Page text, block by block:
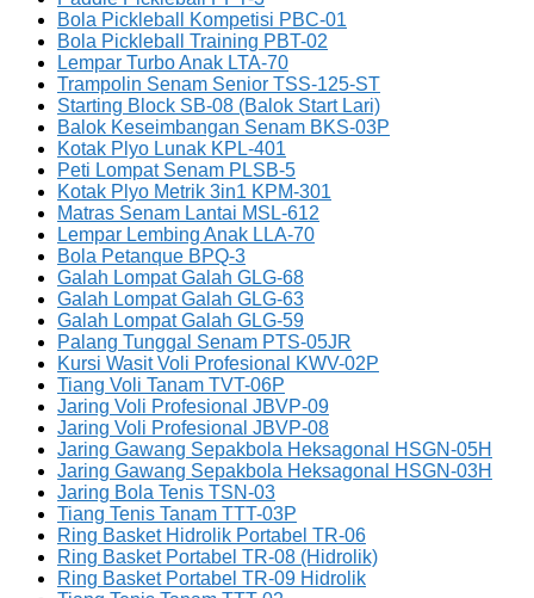
Bola Pickleball Kompetisi PBC-01
Bola Pickleball Training PBT-02
Lempar Turbo Anak LTA-70
Trampolin Senam Senior TSS-125-ST
Starting Block SB-08 (Balok Start Lari)
Balok Keseimbangan Senam BKS-03P
Kotak Plyo Lunak KPL-401
Peti Lompat Senam PLSB-5
Kotak Plyo Metrik 3in1 KPM-301
Matras Senam Lantai MSL-612
Lempar Lembing Anak LLA-70
Bola Petanque BPQ-3
Galah Lompat Galah GLG-68
Galah Lompat Galah GLG-63
Galah Lompat Galah GLG-59
Palang Tunggal Senam PTS-05JR
Kursi Wasit Voli Profesional KWV-02P
Tiang Voli Tanam TVT-06P
Jaring Voli Profesional JBVP-09
Jaring Voli Profesional JBVP-08
Jaring Gawang Sepakbola Heksagonal HSGN-05H
Jaring Gawang Sepakbola Heksagonal HSGN-03H
Jaring Bola Tenis TSN-03
Tiang Tenis Tanam TTT-03P
Ring Basket Hidrolik Portabel TR-06
Ring Basket Portabel TR-08 (Hidrolik)
Ring Basket Portabel TR-09 Hidrolik